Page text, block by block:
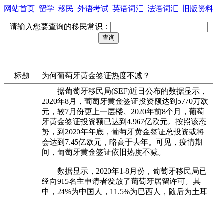
网站首页 留学 移民 外语考试 英语词汇 法语词汇 旧版资料
请输入您要查询的移民常识：
标题 为何葡萄牙黄金签证热度不减？
据葡萄牙移民局(SEF)近日公布的数据显示，
2020年8月，葡萄牙黄金签证投资额达到5770万欧
元，较7月份更上一层楼。2020年前8个月，葡萄
牙黄金签证投资额已达到4.967亿欧元。按照该态
势，到2020年年底，葡萄牙黄金签证总投资或将
会达到7.45亿欧元，略高于去年。可见，疫情期
间，葡萄牙黄金签证依旧热度不减。
数据显示，2020年1-8月份，葡萄牙移民局已
经向915名主申请者发放了葡萄牙居留许可。其
中，24%为中国人，11.5%为巴西人，随后为土耳